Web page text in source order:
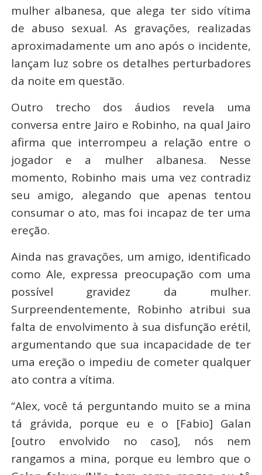
mulher albanesa, que alega ter sido vítima
de abuso sexual. As gravações, realizadas
aproximadamente um ano após o incidente,
lançam luz sobre os detalhes perturbadores
da noite em questão.
Outro trecho dos áudios revela uma
conversa entre Jairo e Robinho, na qual Jairo
afirma que interrompeu a relação entre o
jogador e a mulher albanesa. Nesse
momento, Robinho mais uma vez contradiz
seu amigo, alegando que apenas tentou
consumar o ato, mas foi incapaz de ter uma
ereção.
Ainda nas gravações, um amigo, identificado
como Ale, expressa preocupação com uma
possível gravidez da mulher.
Surpreendentemente, Robinho atribui sua
falta de envolvimento à sua disfunção erétil,
argumentando que sua incapacidade de ter
uma ereção o impediu de cometer qualquer
ato contra a vítima.
“Alex, você tá perguntando muito se a mina
tá grávida, porque eu e o [Fabio] Galan
[outro envolvido no caso], nós nem
rangamos a mina, porque eu lembro que o